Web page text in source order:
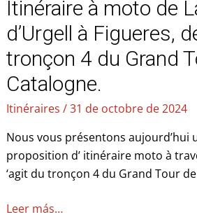
Itinéraire à moto de
d’Urgell à Figueres,
tronçon 4 du Grand
Catalogne.
Itinéraires /31 de octobre de 2024
Nous vous présentons aujourd’hui
proposition d’ itinéraire moto à
‘agit du tronçon 4 du Grand Tour
du
Grand
Tour
de
Catalogne.
Leer más…